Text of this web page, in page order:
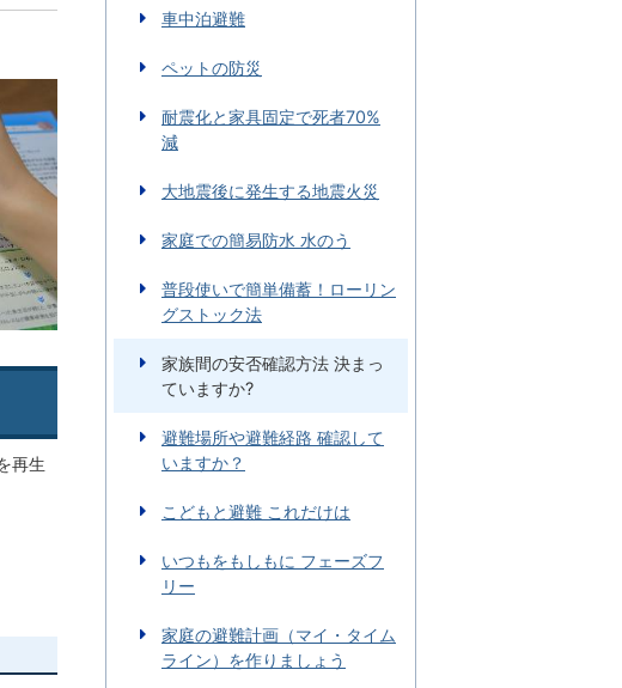
再生
車中泊避難
ペットの防災
耐震化と家具固定で死者70%
減
大地震後に発生する地震火災
家庭での簡易防水 水のう
普段使いで簡単備蓄！ローリン
グストック法
家族間の安否確認方法 決まっ
ていますか?
避難場所や避難経路 確認して
いますか？
こどもと避難 これだけは
いつもをもしもに フェーズフ
リー
家庭の避難計画（マイ・タイム
ライン）を作りましょう